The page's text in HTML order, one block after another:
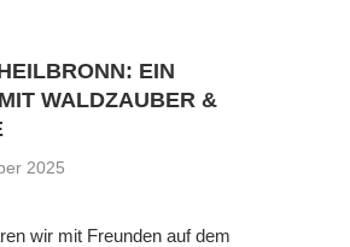
EIN
WALDZAUBER &
2025
wir mit Freunden auf dem